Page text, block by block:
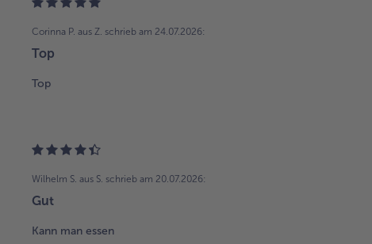
Corinna P. aus Z. schrieb am 24.07.2026:
Top
Top
Wilhelm S. aus S. schrieb am 20.07.2026:
Gut
Kann man essen